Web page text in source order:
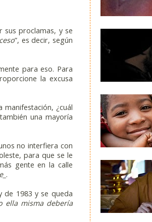
sus proclamas, y se
”, es decir, según
para eso. Para
la excusa
¿cuál
una mayoría
no interfiera con
para que se le
gente en la calle
.
de 1983 y se queda
ella misma debería